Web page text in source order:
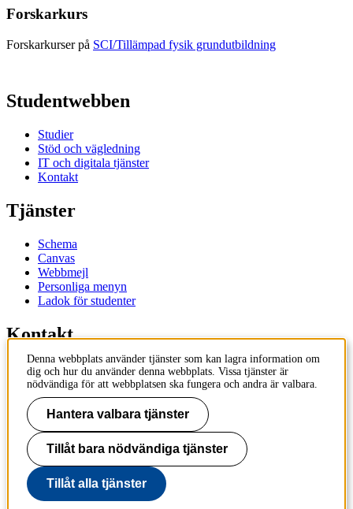
Forskarkurs
Forskarkurser på SCI/Tillämpad fysik grundutbildning
Studentwebben
Studier
Stöd och vägledning
IT och digitala tjänster
Kontakt
Tjänster
Schema
Canvas
Webbmejl
Personliga menyn
Ladok för studenter
Kontakt
Kontakta utbildningsprogram
Kontakta kurs
IT-support
KTH Entré
KTH
100 44 Stockholm
+46 8 790 60 00
info@kth.se
Denna webbplats använder tjänster som kan lagra information om
dig och hur du använder denna webbplats. Vissa tjänster är
nödvändiga för att webbplatsen ska fungera och andra är valbara.
Hantera valbara tjänster
Tillåt bara nödvändiga tjänster
Tillåt alla tjänster